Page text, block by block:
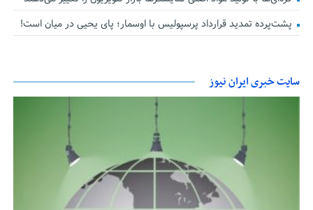
پشت‌پرده تمدید قرارداد پرسپولیس با اوسمار؛ پای یحیی در میان است!
سایت خبری ایران نیوز